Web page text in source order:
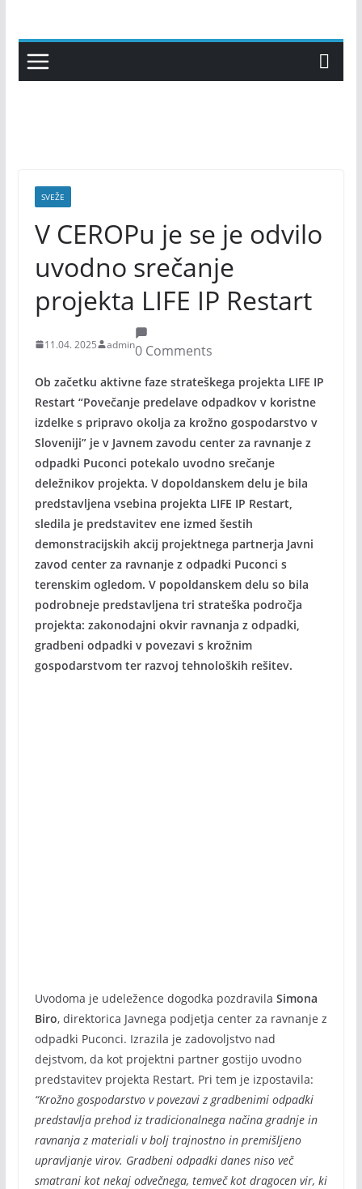
content
SVEŽE
V CEROPu je se je odvilo
uvodno srečanje
projekta LIFE IP Restart
11.04. 2025 admin0 Comments
Ob začetku aktivne faze strateškega projekta LIFE IP
Restart “Povečanje predelave odpadkov v koristne
izdelke s pripravo okolja za krožno gospodarstvo v
Sloveniji” je v Javnem zavodu center za ravnanje z
odpadki Puconci potekalo uvodno srečanje
deležnikov projekta. V dopoldanskem delu je bila
predstavljena vsebina projekta LIFE IP Restart,
sledila je predstavitev ene izmed šestih
demonstracijskih akcij projektnega partnerja Javni
zavod center za ravnanje z odpadki Puconci s
terenskim ogledom. V popoldanskem delu so bila
podrobneje predstavljena tri strateška področja
projekta: zakonodajni okvir ravnanja z odpadki,
gradbeni odpadki v povezavi s krožnim
gospodarstvom ter razvoj tehnoloških rešitev.
Uvodoma je udeležence dogodka pozdravila Simona
Biro, direktorica Javnega podjetja center za ravnanje z
odpadki Puconci. Izrazila je zadovoljstvo nad
dejstvom, da kot projektni partner gostijo uvodno
predstavitev projekta Restart. Pri tem je izpostavila:
“Krožno gospodarstvo v povezavi z gradbenimi odpadki
predstavlja prehod iz tradicionalnega načina gradnje in
ravnanja z materiali v bolj trajnostno in premišljeno
upravljanje virov. Gradbeni odpadki danes niso več
smatrani kot nekaj odvečnega, temveč kot dragocen vir, ki